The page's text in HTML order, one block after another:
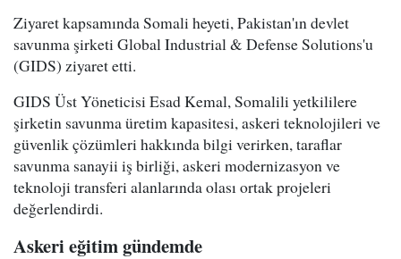
Ziyaret kapsamında Somali heyeti, Pakistan'ın devlet
savunma şirketi Global Industrial & Defense Solutions'u
(GIDS) ziyaret etti.
GIDS Üst Yöneticisi Esad Kemal, Somalili yetkililere
şirketin savunma üretim kapasitesi, askeri teknolojileri ve
güvenlik çözümleri hakkında bilgi verirken, taraflar
savunma sanayii iş birliği, askeri modernizasyon ve
teknoloji transferi alanlarında olası ortak projeleri
değerlendirdi.
Askeri eğitim gündemde